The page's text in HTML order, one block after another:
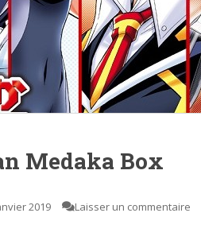
Medaka Box
2019 Laisser un commentaire